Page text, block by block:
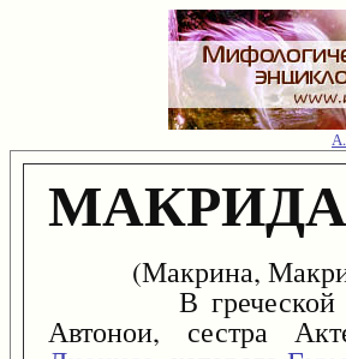
МАКРИДА
(Макрина,
В греческой
Автонои, сестра